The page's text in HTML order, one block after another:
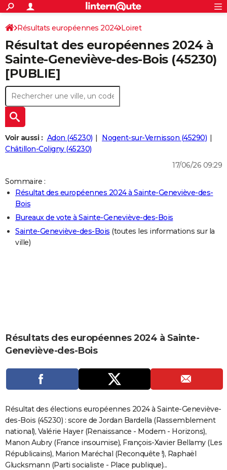
ACTUALITÉS
Politique
Société
Faits Divers
Education
Monde
Villes
+
SPORT
Coupe du monde 2026
Football
Tennis
Cyclisme
Rugby
Forum
CULTURE
Programme TV
TNT
Streaming
Cinéma
Sorties cinéma
Musique
+FINANCE
Retraite
Impôts
Epargne
Immobilier
Risques naturels par ville
Banque
Assurance
CréditAUTO
Essais
Réserver un essai
Citadines
Berlines
SUV
Forum auto
+HIGH-TECH
Mobiles
Meilleur smartphone
Internet
Ordinateurs
Jeux vidéo
Guide high-tech
+
BRICOLAGE
Forum
Aménagement intérieur
Extérieur
Cuisine
Salle de bains
Jardinage
Rangement
+
LIFESTYLE
Art de vivre
Bien-être
Loisirs
Mode
Modes de vie
SANTE
Alimentation
Guide de la santé
Maladies
Médicaments
Sommeil
VOYAGE
Destinations
City break
Voyage nature
Voyage de noces
Forum
Climat
PHOTO
Dictionnaire
Biographies
Citations
Expressions
Proverbes
PROGRAMME TV
Se connecter
Entreprises
Service militaire
Avis de recherche
AVIS DE DÉCÈS
FORUM
Bricolage
Lifestyle
Culture
Sport
Auto
Television
Voyage
Cinema
S'inscrire
Connexion
Résultats européennes 2024 Loiret
Résultat des européennes 2024 à
Sainte-Geneviève-des-Bois (45230)
[PUBLIE]
Voir aussi : Adon (45230)
Nogent-sur-Vernisson (45290)
Châtillon-Coligny (45230)
17/06/26 09:29
Sommaire :
Résultat des européennes 2024 à Sainte-Geneviève-des-
Bois
Bureaux de vote à Sainte-Geneviève-des-Bois
Sainte-Geneviève-des-Bois (toutes les informations sur la
ville)
Résultats des européennes 2024 à Sainte-
Geneviève-des-Bois
Résultat des élections européennes 2024 à Sainte-Geneviève-
des-Bois (45230) : score de Jordan Bardella (Rassemblement
national), Valérie Hayer (Renaissance - Modem - Horizons),
Manon Aubry (France insoumise), François-Xavier Bellamy (Les
Républicains), Marion Maréchal (Reconquête !), Raphaël
Glucksmann (Parti socialiste - Place publique)...